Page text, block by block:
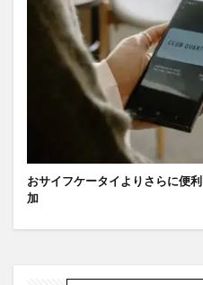
おサイフケータイよりさらに便
加